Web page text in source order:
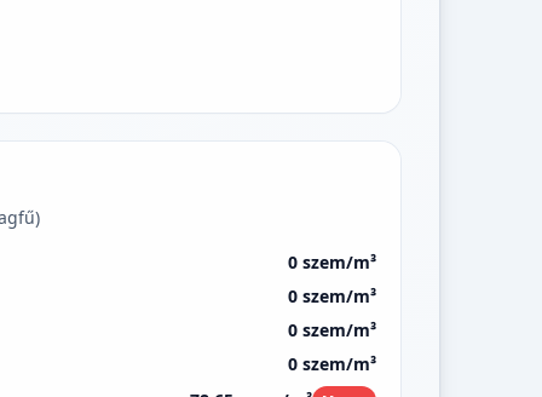
0 szem/m³
0 szem/m³
0 szem/m³
0 szem/m³